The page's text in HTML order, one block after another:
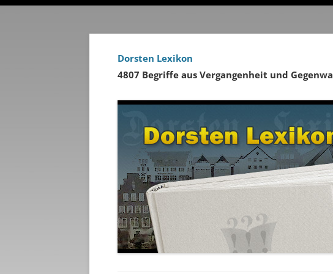
Dorsten Lexikon
4807 Begriffe aus Vergangenheit und